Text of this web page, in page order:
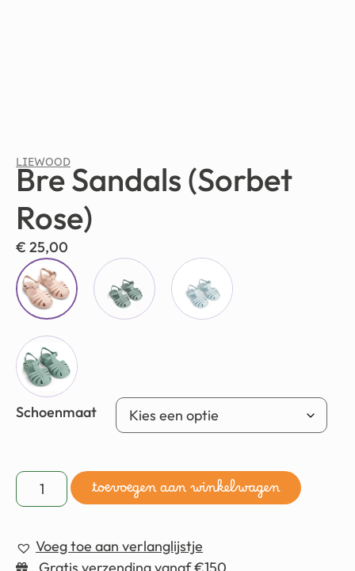
LIEWOOD
Bre Sandals (Sorbet
Rose)
€ 25,00
Schoenmaat
toevoegen aan winkelwagen
Voeg toe aan verlanglijstje